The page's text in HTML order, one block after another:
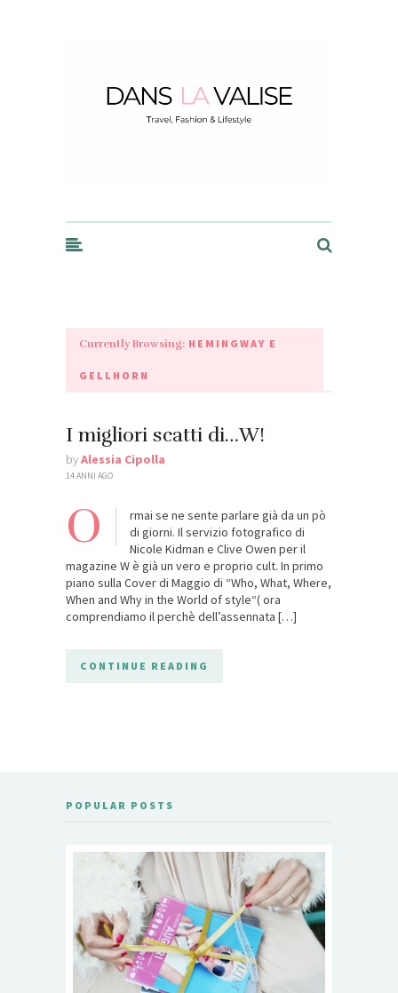
Currently Browsing: HEMINGWAY E
GELLHORN
I migliori scatti di…W!
byAlessia Cipolla
14 ANNI AGO
O
rmai se ne sente parlare già da un pò
di giorni. Il servizio fotografico di
Nicole Kidman e Clive Owen per il
magazine W è già un vero e proprio cult. In primo
piano sulla Cover di Maggio di “Who, What, Where,
When and Why in the World of style“( ora
comprendiamo il perchè dell’assennata […]
CONTINUE READING
POPULAR POSTS